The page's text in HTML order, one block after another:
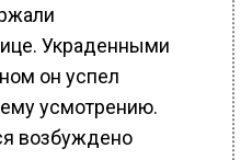
Украденными
он успел
усмотрению.
возбуждено